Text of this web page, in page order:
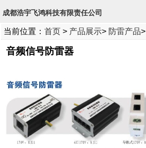
成都浩宇飞鸿科技有限责任公司
当前位置： 首页 > 产品展示> 防雷产品>
音频信号防雷器